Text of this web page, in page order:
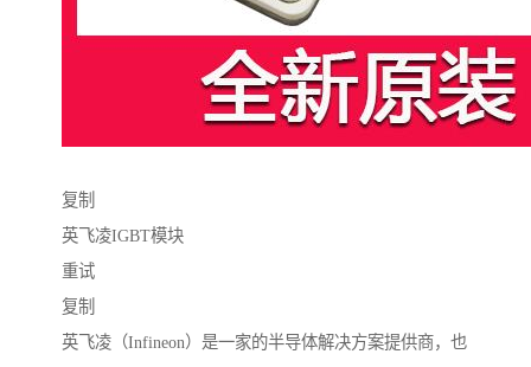
复制
英飞凌IGBT模块
重试
复制
英飞凌（Infineon）是一家的半导体解决方案提供商，也